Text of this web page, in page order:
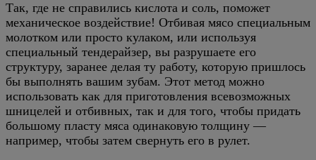
Так, где не справились кислота и соль, поможет
механическое воздействие! Отбивая мясо специальным
молотком или просто кулаком, или используя
специальный тендерайзер, вы разрушаете его
структуру, заранее делая ту работу, которую пришлось
бы выполнять вашим зубам. Этот метод можно
использовать как для приготовления всевозможных
шницелей и отбивных, так и для того, чтобы придать
большому пласту мяса одинаковую толщину —
например, чтобы затем свернуть его в рулет.